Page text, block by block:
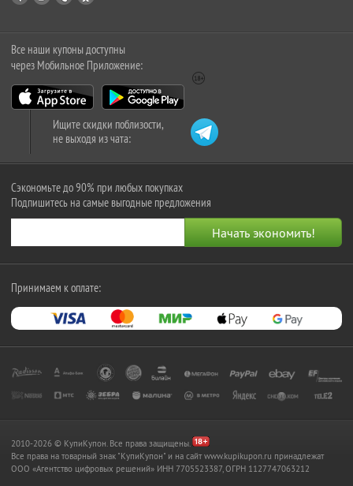
Все наши купоны доступны
через Мобильное Приложение:
Ищите скидки поблизости,
не выходя из чата:
Сэкономьте до 90% при любых покупках
Подпишитесь на самые выгодные предложения
Принимаем к оплате:
2010-2026 © КупиКупон. Все права защищены.
Все права на товарный знак "КупиКупон" и на сайт www.kupikupon.ru принадлежат
OOO «Агентство цифровых решений» ИНН 7705523387, ОГРН 1127747063212